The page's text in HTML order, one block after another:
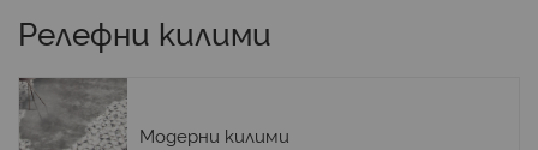
Релефни килими
Модерни килими